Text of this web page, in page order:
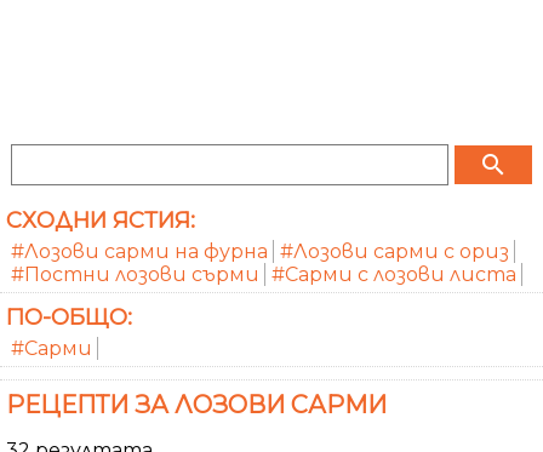
search
СХОДНИ ЯСТИЯ:
#Лозови сарми на фурна #Лозови сарми с ориз
#Постни лозови сърми
#Сарми с лозови листа
ПО-ОБЩО:
#Сарми
РЕЦЕПТИ ЗА ЛОЗОВИ САРМИ